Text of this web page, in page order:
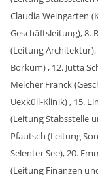
Claudia Weingarten
Geschäftsleitung), 8.
(Leitung Architektur),
Borkum) , 12. Jutta
Melcher Franck
Uexküll-Klinik) , 15.
(Leitung Stabsstelle
Pfautsch (Leitung
Selenter See), 20.
(Leitung Finanzen